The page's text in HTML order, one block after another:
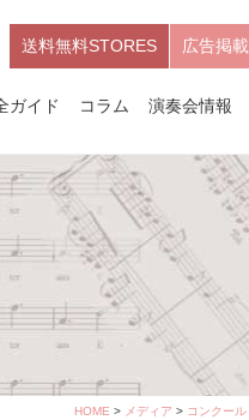
送料無料STORES 広告掲
ガイド コラム 演奏会情報
HOME > メディア > コンクール